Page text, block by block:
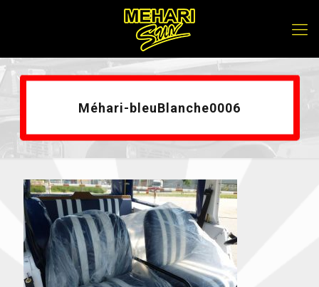
Méhari-bleuBlanche0006